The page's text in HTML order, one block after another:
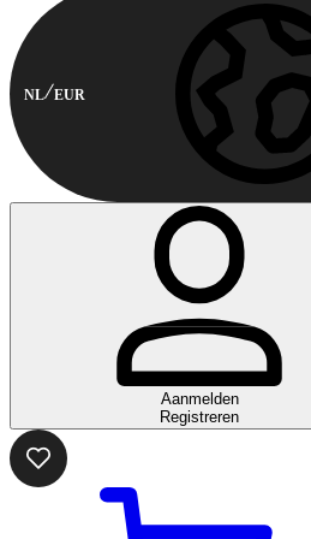
NL EUR
Aanmelden
Registreren